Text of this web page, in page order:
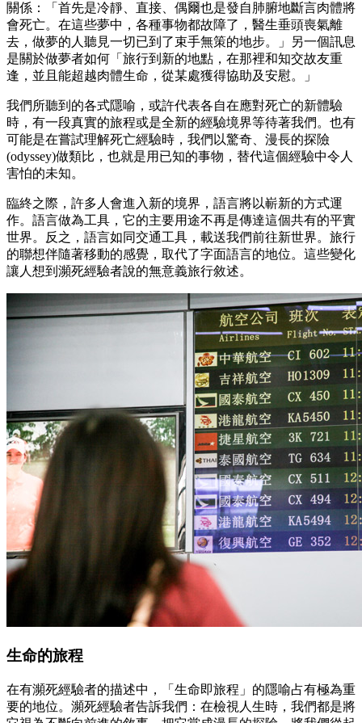
關係：「首先是冷靜、直接、偶爾也是發自肺腑地斷言肉體將
會死亡。在這些夢中，各種事物都故障了，醫生垂頭喪氣離
去，做夢的人聽見一切已到了束手無策的地步。」另一個訊息
是關於做夢者如何「旅行到新的地點，在那裡和知交故友重
逢，並且能超越肉體生命，從某處獲得協助及安慰。」
我們所聽到的各式隱喻，或許代表各自在應對死亡的新體驗
時，有一段真實的旅程或是全新的經驗境界等待著我們。也有
可能是在嘗試理解死亡經驗時，我們以驚奇、漫長的探險
(odyssey)做類比，也就是用已知的事物，替代這個經驗中令人
害怕的未知。
臨終之際，許多人會進入新的境界，語言將以嶄新的方式運
作。語言做為工具，它的主要用途不再是傳達這個共有的平實
世界。反之，語言如同交通工具，載送我們前往新世界。旅行
的聯想伴隨著移動的感覺，取代了字面語言的地位。這些變化
讓人想到瀕死經驗者說的無意義旅行敘述。
生命的旅程
在有瀕死經驗者的描述中，「生命即旅程」的隱喻占有極為重
要的地位。瀕死經驗者告訴我們：在檢視人生時，我們都是將